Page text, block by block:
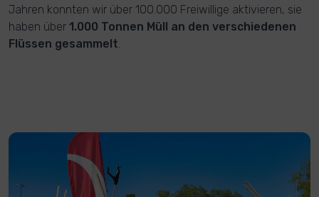
Jahren konnten wir über 100.000 Freiwillige aktivieren, sie
haben über 1.000 Tonnen Müll an den verschiedenen
Flüssen gesammelt.